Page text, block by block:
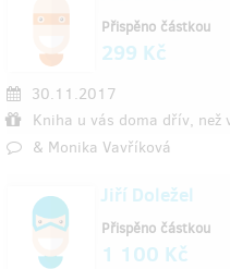
30.11.2017
Kniha u vás doma dřív, než
& Monika Vavříková
Přispěno částkou
299 Kč
Jiří Doležel
Přispěno částkou
1 100 Kč